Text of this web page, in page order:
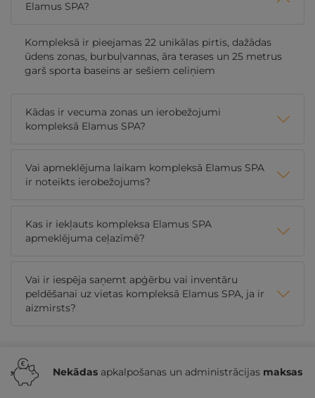
Elamus SPA?
Kompleksā ir pieejamas 22 unikālas pirtis, dažādas
ūdens zonas, burbuļvannas, āra terases un 25 metrus
garš sporta baseins ar sešiem celiņiem
Kādas ir vecuma zonas un ierobežojumi
kompleksā Elamus SPA?
Vai apmeklējuma laikam kompleksā Elamus SPA
ir noteikts ierobežojums?
Kas ir iekļauts kompleksa Elamus SPA
apmeklējuma ceļazīmē?
Vai ir iespēja saņemt apģērbu vai inventāru
peldēšanai uz vietas kompleksā Elamus SPA, ja ir
aizmirsts?
Nekādas apkalpošanas un administrācijas maksas